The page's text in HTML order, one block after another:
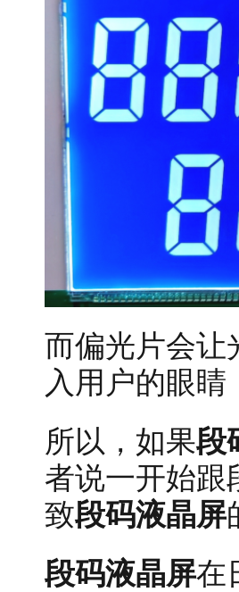
而偏光片会让
入用户的眼
所以，如果段
者说一开始跟
致段码液晶屏
段码液晶屏在